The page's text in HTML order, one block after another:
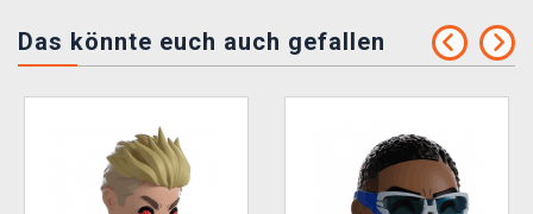
Das könnte euch auch gefallen